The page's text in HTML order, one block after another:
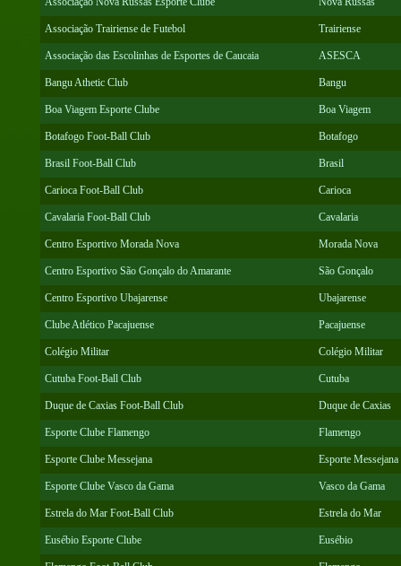
Associação Trairiense de Futebol Trairiense
Associação das Escolinhas de Esportes de Caucaia ASESCA
Bangu Athetic Club Bangu
Boa Viagem Esporte Clube Boa Viagem
Botafogo Foot-Ball Club Botafogo
Brasil Foot-Ball Club Brasil
Carioca Foot-Ball Club Carioca
Cavalaria Foot-Ball Club Cavalaria
Centro Esportivo Morada Nova Morada Nova
Centro Esportivo São Gonçalo do Amarante São Gonçalo
Centro Esportivo Ubajarense Ubajarense
Clube Atlético Pacajuense Pacajuense
Colégio Militar Colégio Militar
Cutuba Foot-Ball Club Cutuba
Duque de Caxias Foot-Ball Club Duque de Caxias
Esporte Clube Flamengo Flamengo
Esporte Clube Messejana Esporte Messejana
Esporte Clube Vasco da Gama Vasco da Gama
Estrela do Mar Foot-Ball Club Estrela do Mar
Eusébio Esporte Clube Eusébio